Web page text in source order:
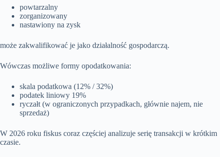
powtarzalny
zorganizowany
nastawiony na zysk
może zakwalifikować je jako działalność gospodarczą.
Wówczas możliwe formy opodatkowania:
skala podatkowa (12% / 32%)
podatek liniowy 19%
ryczałt (w ograniczonych przypadkach, głównie najem, nie
sprzedaż)
W 2026 roku fiskus coraz częściej analizuje serię transakcji w krótkim
czasie.